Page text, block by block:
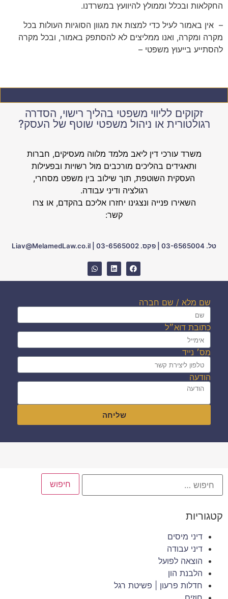
החקלאות ובכלל וממולץ להיוועץ במשרדנו.
– אין באמור לעיל כדי למצות את מגוון הסוגיות העולות בכל
מקרה ומקרה, ואנו ממליצים לא להסתפק באמור, ובכל מקרה
להסתייע בייעוץ משפטי –
זקוקים לליווי משפטי בהליך רישוי, הסדרה
רגולטורית או ניהול משפטי שוטף של העסק?
משרד עורכי דין ליאב מלמד מלווה מעסיקים, חברות
ותאגידים בהליכים מורכבים מול רשויות ובפעילות
העסקית השוטפת, תוך שילוב בין משפט מסחרי,
רגולציה ודיני עבודה.
השאירו פנייה ונצגינו יחזרו אליכם בהקדם, או צרו
קשר:
טל. 03-6565004 פקס. 03-6565002 Liav@MelamedLaw.co.il
שם מלא / שם חברה
כתובת דוא״ל
מס׳ נייד
הודעה
שליחה
קטגוריות
דיני מיסים
דיני עבודה
הוצאה לפועל
הלבנת הון
חדלות פרעון | פשיטת רגל